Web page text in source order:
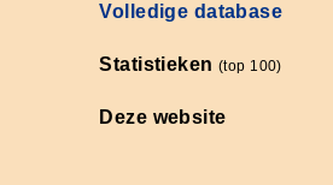
Volledige database
Statistieken(top 100)
Deze website